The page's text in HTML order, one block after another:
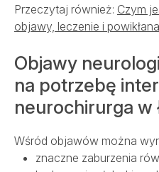
Przeczytaj również: Czym
objawy, leczenie i powikłana
Objawy
na potrzebę
neurochirurga w
Wśród objawów można
znaczne zaburzenia